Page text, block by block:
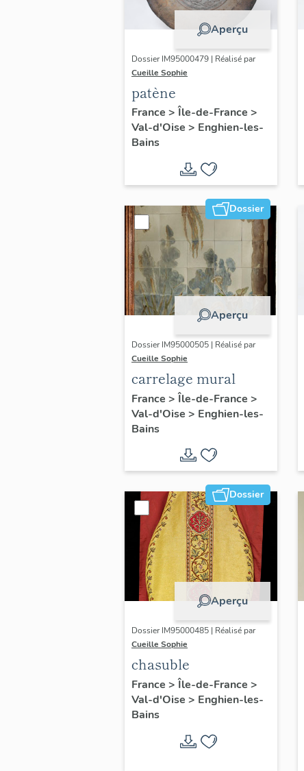
Aperçu
Dossier IM95000479 | Réalisé par
Cueille Sophie
patène
France > Île-de-France >
Val-d'Oise > Enghien-les-
Bains
Dossier
Aperçu
Dossier IM95000505 | Réalisé par
Cueille Sophie
carrelage mural
France > Île-de-France >
Val-d'Oise > Enghien-les-
Bains
Dossier
Aperçu
Dossier IM95000485 | Réalisé par
Cueille Sophie
chasuble
France > Île-de-France >
Val-d'Oise > Enghien-les-
Bains